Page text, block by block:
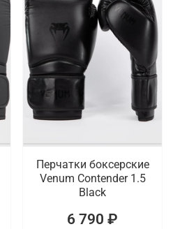
Перчатки боксерские
Venum Contender 1.5
Black
6 790 ₽